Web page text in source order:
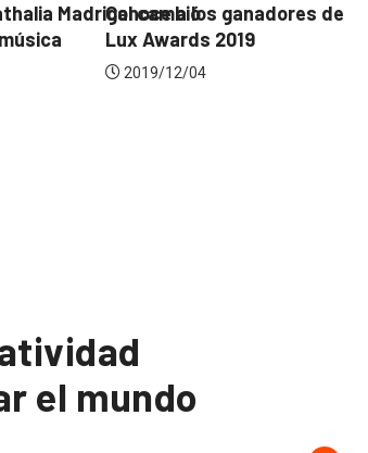
de
Los 3 valores de Pixar para
construir...
2020/01/16
el mundo